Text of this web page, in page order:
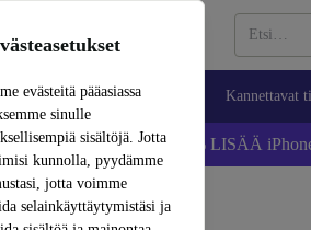
evästeitä pääasiassa
sinulle
sisältöjä. Jotta
kunnolla, pyydämme
jotta voimme
selainkäyttäytymistäsi ja
Apua
Matkapuhelimet ja älypuhelimet Kannettavat
📱 Säästä 5 % LISÄÄ